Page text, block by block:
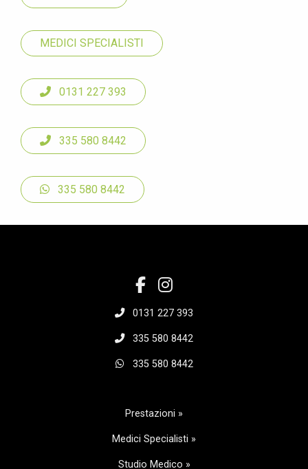
MEDICI SPECIALISTI
0131 227 393
335 580 8442
335 580 8442
0131 227 393
335 580 8442
335 580 8442
Prestazioni »
Medici Specialisti »
Studio Medico »